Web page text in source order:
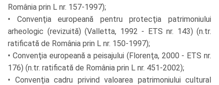
România prin L nr. 157-1997);
• Convenţia europeană pentru protecţia patrimoniului
arheologic (revizuită) (Valletta, 1992 - ETS nr. 143) (n.tr.
ratificată de România prin L nr. 150-1997);
• Convenţia europeană a peisajului (Florenţa, 2000 - ETS nr.
176) (n.tr. ratificată de România prin L nr. 451-2002);
• Convenţia cadru privind valoarea patrimoniului cultural